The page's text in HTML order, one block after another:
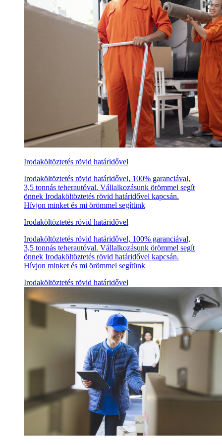
Irodaköltöztetés rövid határidővel
Irodaköltöztetés rövid határidővel, 100% garanciával,
3,5 tonnás teherautóval. Vállalkozásunk örömmel segít
önnek Irodaköltöztetés rövid határidővel kapcsán.
Hívjon minket és mi örömmel segítünk
Irodaköltöztetés rövid határidővel
Irodaköltöztetés rövid határidővel, 100% garanciával,
3,5 tonnás teherautóval. Vállalkozásunk örömmel segít
önnek Irodaköltöztetés rövid határidővel kapcsán.
Hívjon minket és mi örömmel segítünk
Irodaköltöztetés rövid határidővel